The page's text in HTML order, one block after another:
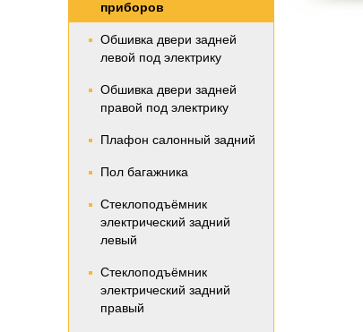
приборов
Обшивка двери задней
левой под электрику
Обшивка двери задней
правой под электрику
Плафон салонный задний
Пол багажника
Стеклоподъёмник
электрический задний
левый
Стеклоподъёмник
электрический задний
правый